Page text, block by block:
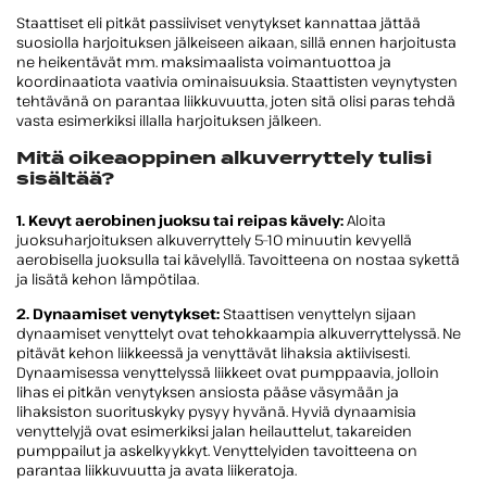
Staattiset eli pitkät passiiviset venytykset kannattaa jättää
suosiolla harjoituksen jälkeiseen aikaan, sillä ennen harjoitusta
ne heikentävät mm. maksimaalista voimantuottoa ja
koordinaatiota vaativia ominaisuuksia. Staattisten veynytysten
tehtävänä on parantaa liikkuvuutta, joten sitä olisi paras tehdä
vasta esimerkiksi illalla harjoituksen jälkeen.
Mitä oikeaoppinen alkuverryttely tulisi
sisältää?
1. Kevyt aerobinen juoksu tai reipas kävely:Aloita
juoksuharjoituksen alkuverryttely 5–10 minuutin kevyellä
aerobisella juoksulla tai kävelyllä. Tavoitteena on nostaa sykettä
ja lisätä kehon lämpötilaa.
2. Dynaamiset venytykset:Staattisen venyttelyn sijaan
dynaamiset venyttelyt ovat tehokkaampia alkuverryttelyssä. Ne
pitävät kehon liikkeessä ja venyttävät lihaksia aktiivisesti.
Dynaamisessa venyttelyssä liikkeet ovat pumppaavia, jolloin
lihas ei pitkän venytyksen ansiosta pääse väsymään ja
lihaksiston suorituskyky pysyy hyvänä. Hyviä dynaamisia
venyttelyjä ovat esimerkiksi jalan heilauttelut, takareiden
pumppailut ja askelkyykkyt. Venyttelyiden tavoitteena on
parantaa liikkuvuutta ja avata liikeratoja.